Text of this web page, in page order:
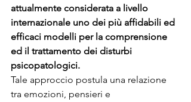
attualmente considerata a livello
internazionale uno dei più affidabili ed
efficaci modelli per la comprensione
ed il trattamento dei disturbi
psicopatologici.
Tale approccio postula una relazione
tra emozioni, pensieri e